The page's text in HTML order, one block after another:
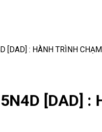
[DAD] : HÀNH TRÌNH
[DAD] :